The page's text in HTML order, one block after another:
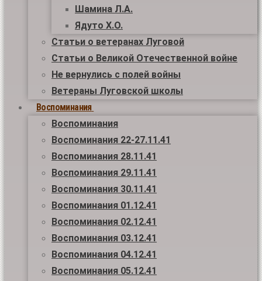
Шамина Л.А.
Ядуто Х.О.
Статьи о ветеранах Луговой
Статьи о Великой Отечественной войне
Не вернулись с полей войны
Ветераны Луговской школы
Воспоминания
Воспоминания
Воспоминания 22-27.11.41
Воспоминания 28.11.41
Воспоминания 29.11.41
Воспоминания 30.11.41
Воспоминания 01.12.41
Воспоминания 02.12.41
Воспоминания 03.12.41
Воспоминания 04.12.41
Воспоминания 05.12.41